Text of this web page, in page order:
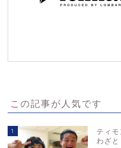
この記事が人気です
1
ティモ
わざと